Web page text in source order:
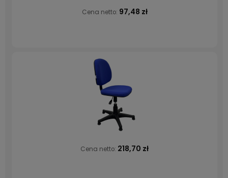
Cena netto: 97,48 zł
Cena netto: 218,70 zł